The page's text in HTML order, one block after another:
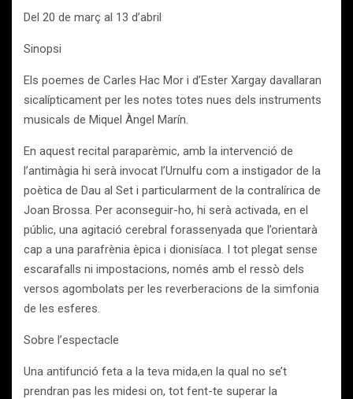
Del 20 de març al 13 d’abril
Sinopsi
Els poemes de Carles Hac Mor i d’Ester Xargay davallaran
sicalípticament per les notes totes nues dels instruments
musicals de Miquel Àngel Marín.
En aquest recital paraparèmic, amb la intervenció de
l’antimàgia hi serà invocat l’Urnulfu com a instigador de la
poètica de Dau al Set i particularment de la contralírica de
Joan Brossa. Per aconseguir-ho, hi serà activada, en el
públic, una agitació cerebral forassenyada que l’orientarà
cap a una parafrènia èpica i dionisíaca. I tot plegat sense
escarafalls ni impostacions, només amb el ressò dels
versos agombolats per les reverberacions de la simfonia
de les esferes.
Sobre l’espectacle
Una antifunció feta a la teva mida,en la qual no se’t
prendran pas les midesi on, tot fent-te superar la